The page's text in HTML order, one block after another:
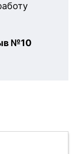
№10